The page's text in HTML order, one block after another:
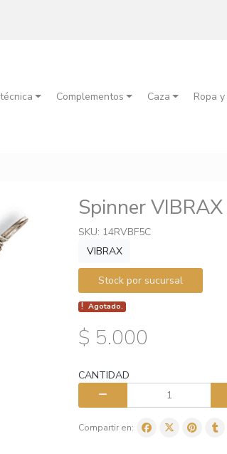
Complementos Caza Ropa
Spinner
SKU: 14RVBF5C
VIBRAX
Stock por sucursal
Agotado.
$ 5.000
CANTIDAD
Compartir en: